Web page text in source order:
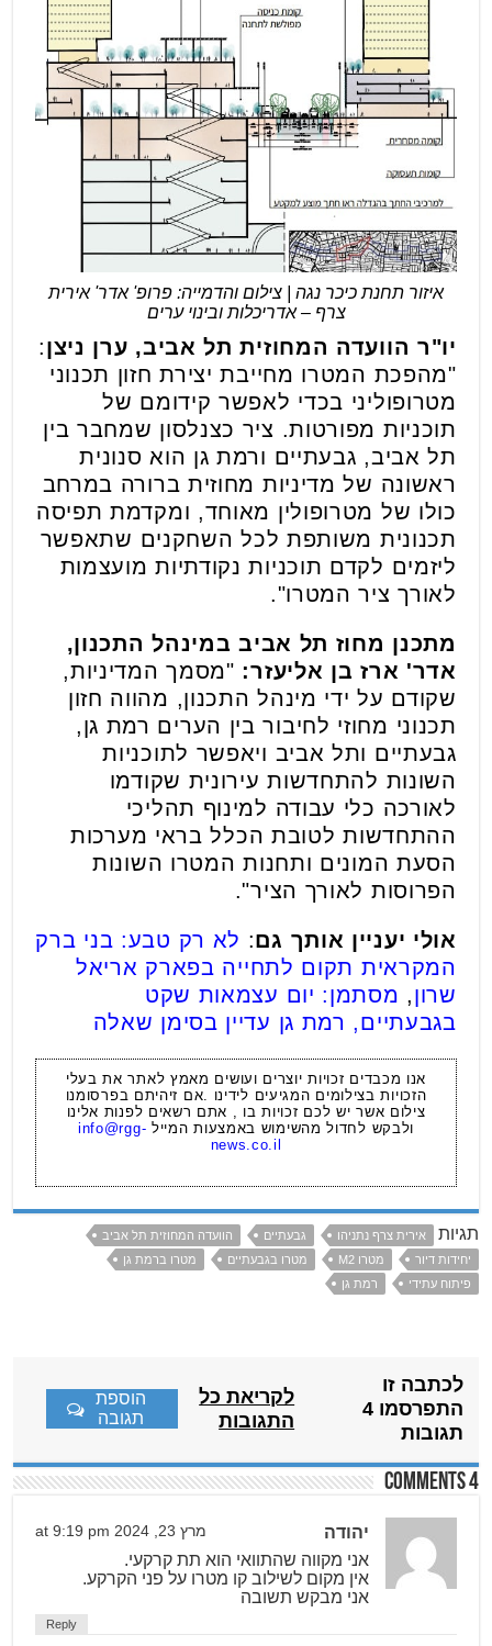
איזור תחנת כיכר נגה | צילום והדמייה: פרופ' אדר' אירית
צרף – אדריכלות ובינוי ערים
יו"ר הוועדה המחוזית תל אביב, ערן ניצן:
"מהפכת המטרו מחייבת יצירת חזון תכנוני
מטרופוליני בכדי לאפשר קידומם של
תוכניות מפורטות. ציר כצנלסון שמחבר בין
תל אביב, גבעתיים ורמת גן הוא סנונית
ראשונה של מדיניות מחוזית ברורה במרחב
כולו של מטרופולין מאוחד, ומקדמת תפיסה
תכנונית משותפת לכל השחקנים שתאפשר
ליזמים לקדם תוכניות נקודתיות מועצמות
לאורך ציר המטרו".
מתכנן מחוז תל אביב במינהל התכנון,
אדר' ארז בן אליעזר: "מסמך המדיניות,
שקודם על ידי מינהל התכנון, מהווה חזון
תכנוני מחוזי לחיבור בין הערים רמת גן,
גבעתיים ותל אביב ויאפשר לתוכניות
השונות להתחדשות עירונית שקודמו
לאורכה כלי עבודה למינוף תהליכי
ההתחדשות לטובת הכלל בראי מערכות
הסעת המונים ותחנות המטרו השונות
הפרוסות לאורך הציר".
אולי יעניין אותך גם: לא רק טבע: בני ברק
המקראית תקום לתחייה בפארק אריאל
שרון, מסתמן: יום עצמאות שקט
בגבעתיים, רמת גן עדיין בסימן שאלה
אנו מכבדים זכויות יוצרים ועושים מאמץ לאתר את בעלי
הזכויות בצילומים המגיעים לידינו .אם זיהיתם בפרסומנו
צילום אשר יש לכם זכויות בו , אתם רשאים לפנות אלינו
ולבקש לחדול מהשימוש באמצעות המייל info@rgg-
news.co.il
תגיות אירית צרף נתניהו גבעתיים
הוועדה המחוזית תל אביב
יחידות דיור
מטרו M2 מטרו בגבעתיים
מטרו ברמת גן
פיתוח עתידי
רמת גן
לכתבה זו
התפרסמו 4
תגובות
לקריאת כל
התגובות
הוספת
תגובה
4 comments
יהודה מרץ 23, 2024 at 9:19 pm
אני מקווה שהתוואי הוא תת קרקעי.
אין מקום לשילוב קו מטרו על פני הקרקע.
אני מבקש תשובה
Reply